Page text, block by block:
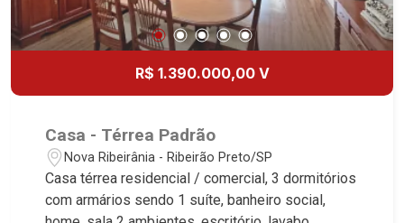
R$ 1.390.000,00 V
Casa - Térrea Padrão
Nova Ribeirânia - Ribeirão Preto/SP
Casa térrea residencial / comercial, 3 dormitórios
com armários sendo 1 suíte, banheiro social,